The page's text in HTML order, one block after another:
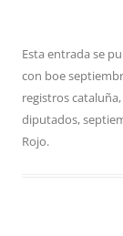
Esta entrada se
con boe
registros cataluña,
diputados,
Rojo.